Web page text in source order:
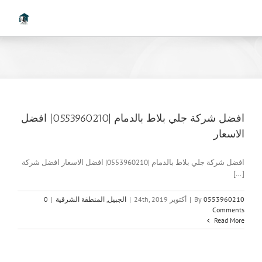
افضل شركة جلي بلاط بالدمام |0553960210| افضل
الاسعار
افضل شركة جلي بلاط بالدمام |0553960210| افضل الاسعار افضل شركة
[...]
By 0553960210
| أكتوبر 24th, 2019 | الجبيل المنطقة الشرقية |
0
Comments
Read More